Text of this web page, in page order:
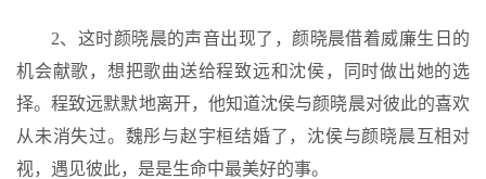
2、这时颜晓晨的声音出现了，颜晓晨借着威廉生日的
机会献歌，想把歌曲送给程致远和沈侯，同时做出她的选
择。程致远默默地离开，他知道沈侯与颜晓晨对彼此的喜欢
从未消失过。魏彤与赵宇桓结婚了，沈侯与颜晓晨互相对
视，遇见彼此，是是生命中最美好的事。